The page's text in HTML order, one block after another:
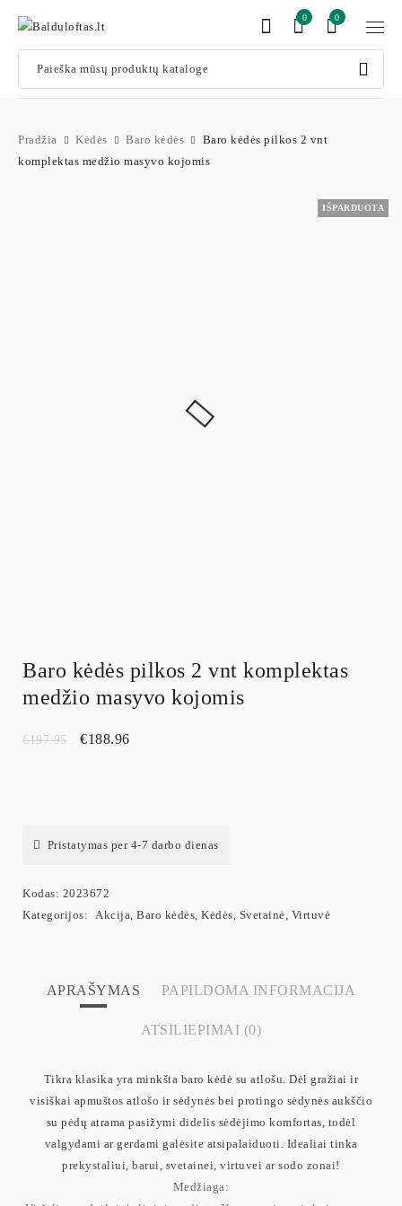
0
0
Pradžia Kėdės Baro kėdės
Baro kėdės pilkos 2 vnt
komplektas medžio masyvo kojomis
IŠPARDUOTA
Baro kėdės pilkos 2 vnt komplektas
medžio masyvo kojomis
€197.95 €188.96
Pristatymas per 4-7 darbo dienas
Kodas: 2023672
Kategorijos: Akcija, Baro kėdės, Kėdės, Svetainė, Virtuvė
APRAŠYMAS PAPILDOMA INFORMACIJA
ATSILIEPIMAI (0)
Tikra klasika yra minkšta baro kėdė su atlošu. Dėl gražiai ir
visiškai apmuštos atlošo ir sėdynės bei protingo sėdynės aukščio
su pėdų atrama pasižymi didelis sėdėjimo komfortas, todėl
valgydami ar gerdami galėsite atsipalaiduoti. Idealiai tinka
prekystaliui, barui, svetainei, virtuvei ar sodo zonai!
Medžiaga: